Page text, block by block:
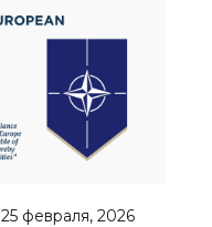
25 февраля, 2026